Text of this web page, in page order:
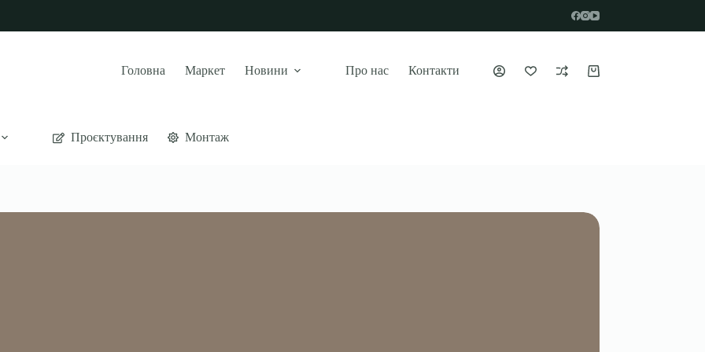
Головна Маркет Новини Про нас Контакти Кошик
Проєктування Монтаж